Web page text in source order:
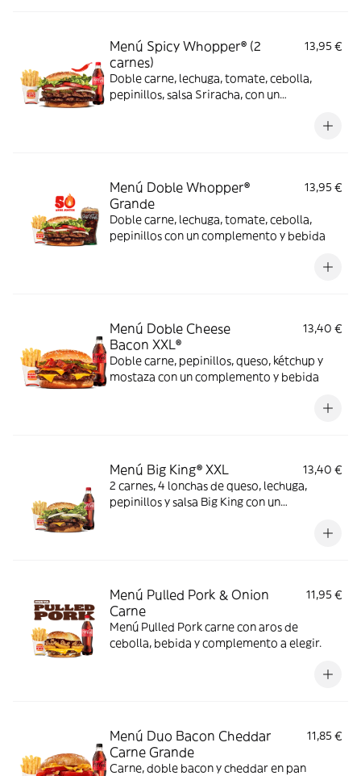
Menú Spicy Whopper® (2
carnes)
13,95 €
Doble carne, lechuga, tomate, cebolla,
pepinillos, salsa Sriracha, con un
Menú Doble Whopper®
Grande
13,95 €
Doble carne, lechuga, tomate, cebolla,
pepinillos con un complemento y bebida
Menú Doble Cheese
Bacon XXL®
13,40 €
Doble carne, pepinillos, queso, kétchup y
mostaza con un complemento y bebida
Menú Big King® XXL
13,40 €
2 carnes, 4 lonchas de queso, lechuga,
pepinillos y salsa Big King con un
Menú Pulled Pork & Onion
Carne
11,95 €
Menú Pulled Pork carne con aros de
cebolla, bebida y complemento a elegir.
Menú Duo Bacon Cheddar
Carne Grande
11,85 €
Carne, doble bacon y cheddar en pan